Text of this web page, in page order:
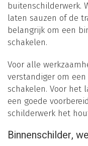
buitenschilderwerk.
laten sauzen of de
belangrijk om een
schakelen.
Voor alle
verstandiger om
schakelen. Voor het
een goede
schilderwerk het
Binnenschilder,